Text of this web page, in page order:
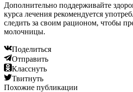
Дополнительно поддерживайте
курса лечения рекомендуется
следить за своим рационом, чтобы
молочницы.
Поделиться
Отправить
Класснуть
Твитнуть
Похожие публикации